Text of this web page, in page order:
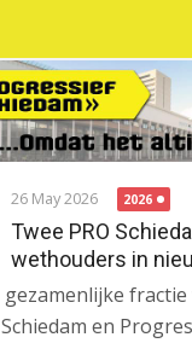
26 May 2026 2026
Twee PRO
wethouders in
gezamenlijke fractie
en